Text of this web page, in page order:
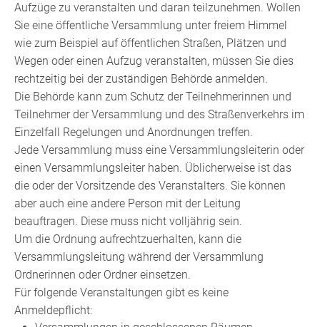
Aufzüge zu veranstalten und daran teilzunehmen. Wollen
Sie eine öffentliche Versammlung unter freiem Himmel
wie zum Beispiel auf öffentlichen Straßen, Plätzen und
Wegen oder einen Aufzug veranstalten, müssen Sie dies
rechtzeitig bei der zuständigen Behörde anmelden.
Die Behörde kann zum Schutz der Teilnehmerinnen und
Teilnehmer der Versammlung und des Straßenverkehrs im
Einzelfall Regelungen und Anordnungen treffen.
Jede Versammlung muss eine Versammlungsleiterin oder
einen Versammlungsleiter haben. Üblicherweise ist das
die oder der Vorsitzende des Veranstalters. Sie können
aber auch eine andere Person mit der Leitung
beauftragen. Diese muss nicht volljährig sein.
Um die Ordnung aufrechtzuerhalten, kann die
Versammlungsleitung während der Versammlung
Ordnerinnen oder Ordner einsetzen.
Für folgende Veranstaltungen gibt es keine
Anmeldepflicht: